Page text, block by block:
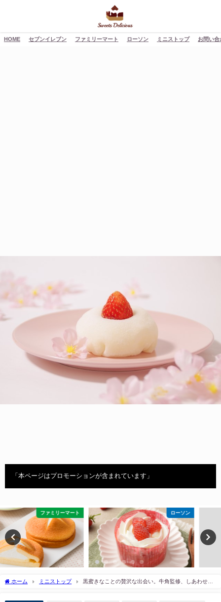
HOME セブンイレブン ファミリーマート ローソン ミニストップ お問い合
「本ページはプロモーションが含まれています」
ローソン
ホーム ミニストップ
黒蜜きなことの贅沢な出会い。牛角監修、しあわせク